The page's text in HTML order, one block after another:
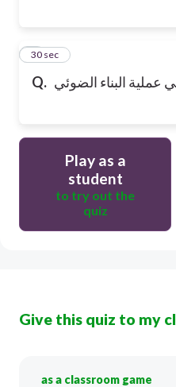
Q. عملية البناء الضوئي
4
30 sec
Play as a
student
to try out the
quiz
Give this quiz to my
as a classroom game